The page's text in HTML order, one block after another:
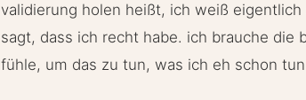
validierung holen heißt, ich weiß
sagt, dass ich recht habe. ich brauche die
fühle, um das zu tun, was ich eh schon